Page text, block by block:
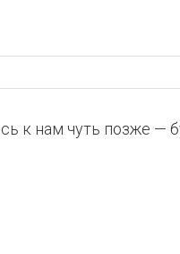
к нам чуть позже —